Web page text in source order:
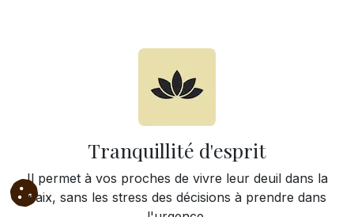
Tranquillité d'esprit
Il permet à vos proches de vivre leur deuil dans la
paix, sans les stress des décisions à prendre dans